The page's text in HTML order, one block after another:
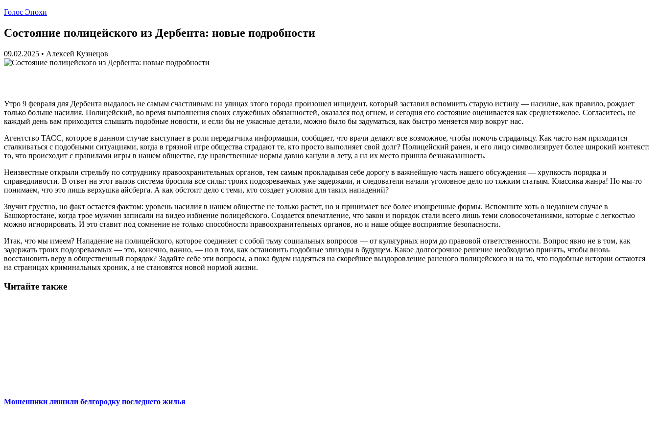
Голос Эпохи
Состояние полицейского из Дербента: новые подробности
09.02.2025 • Алексей Кузнецов
Утро 9 февраля для Дербента выдалось не самым счастливым: на улицах этого города произошел инцидент, который заставил вспомнить старую истину — насилие, как правило, рождает
только больше насилия. Полицейский, во время выполнения своих служебных обязанностей, оказался под огнем, и сегодня его состояние оценивается как среднетяжелое. Согласитесь, не
каждый день вам приходится слышать подобные новости, и если бы не ужасные детали, можно было бы задуматься, как быстро меняется мир вокруг нас.
Агентство ТАСС, которое в данном случае выступает в роли передатчика информации, сообщает, что врачи делают все возможное, чтобы помочь страдальцу. Как часто нам приходится
сталкиваться с подобными ситуациями, когда в грязной игре общества страдают те, кто просто выполняет свой долг? Полицейский ранен, и его лицо символизирует более широкий контекст:
то, что происходит с правилами игры в нашем обществе, где нравственные нормы давно канули в лету, а на их место пришла безнаказанность.
Неизвестные открыли стрельбу по сотруднику правоохранительных органов, тем самым прокладывая себе дорогу в важнейшую часть нашего обсуждения — хрупкость порядка и
справедливости. В ответ на этот вызов система бросила все силы: троих подозреваемых уже задержали, и следователи начали уголовное дело по тяжким статьям. Классика жанра! Но мы-то
понимаем, что это лишь верхушка айсберга. А как обстоит дело с теми, кто создает условия для таких нападений?
Звучит грустно, но факт остается фактом: уровень насилия в нашем обществе не только растет, но и принимает все более изощренные формы. Вспомните хоть о недавнем случае в
Башкортостане, когда трое мужчин записали на видео избиение полицейского. Создается впечатление, что закон и порядок стали всего лишь теми словосочетаниями, которые с легкостью
можно игнорировать. И это ставит под сомнение не только способности правоохранительных органов, но и наше общее восприятие безопасности.
Итак, что мы имеем? Нападение на полицейского, которое соединяет с собой тьму социальных вопросов — от культурных норм до правовой ответственности. Вопрос явно не в том, как
задержать троих подозреваемых — это, конечно, важно, — но в том, как остановить подобные эпизоды в будущем. Какое долгосрочное решение необходимо принять, чтобы вновь
восстановить веру в общественный порядок? Задайте себе эти вопросы, а пока будем надеяться на скорейшее выздоровление раненого полицейского и на то, что подобные истории остаются
на страницах криминальных хроник, а не становятся новой нормой жизни.
Читайте также
Мошенники лишили белгородку последнего жилья